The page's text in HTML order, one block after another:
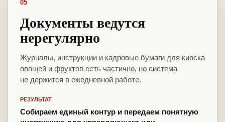
05
Документы ведутся
нерегулярно
Журналы, инструкции и кадровые бумаги для киоска
овощей и фруктов есть частично, но система
не держится в ежедневной работе.
РЕЗУЛЬТАТ
Собираем единый контур и передаем понятную